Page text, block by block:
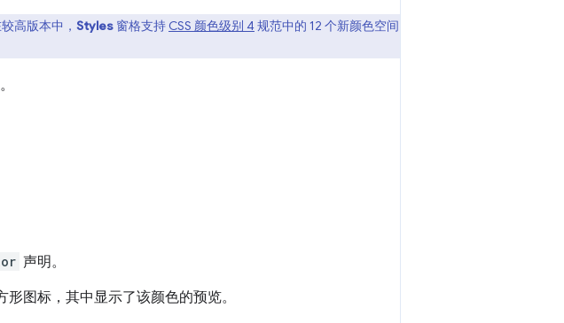
高版本中， Styles 窗格支持 CSS 颜色级别 4规范中的 12 个新颜色空间
。
声明。
图标，其中显示了该颜色的预览。